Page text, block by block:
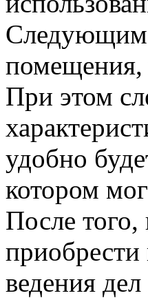
Следующим
помещения,
При этом
удобно
котором
После того,
ведения